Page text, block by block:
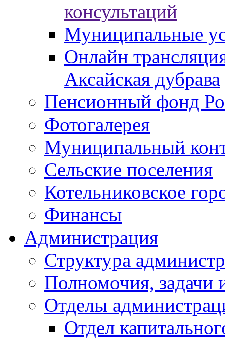
консультаций
Муниципальные
Онлайн
Аксайская дубрава
Пенсионный фонд
Фотогалерея
Муниципальный
Сельские поселения
Котельниковское
Финансы
Администрация
Структура
Полномочия, задачи
Отделы
Отдел